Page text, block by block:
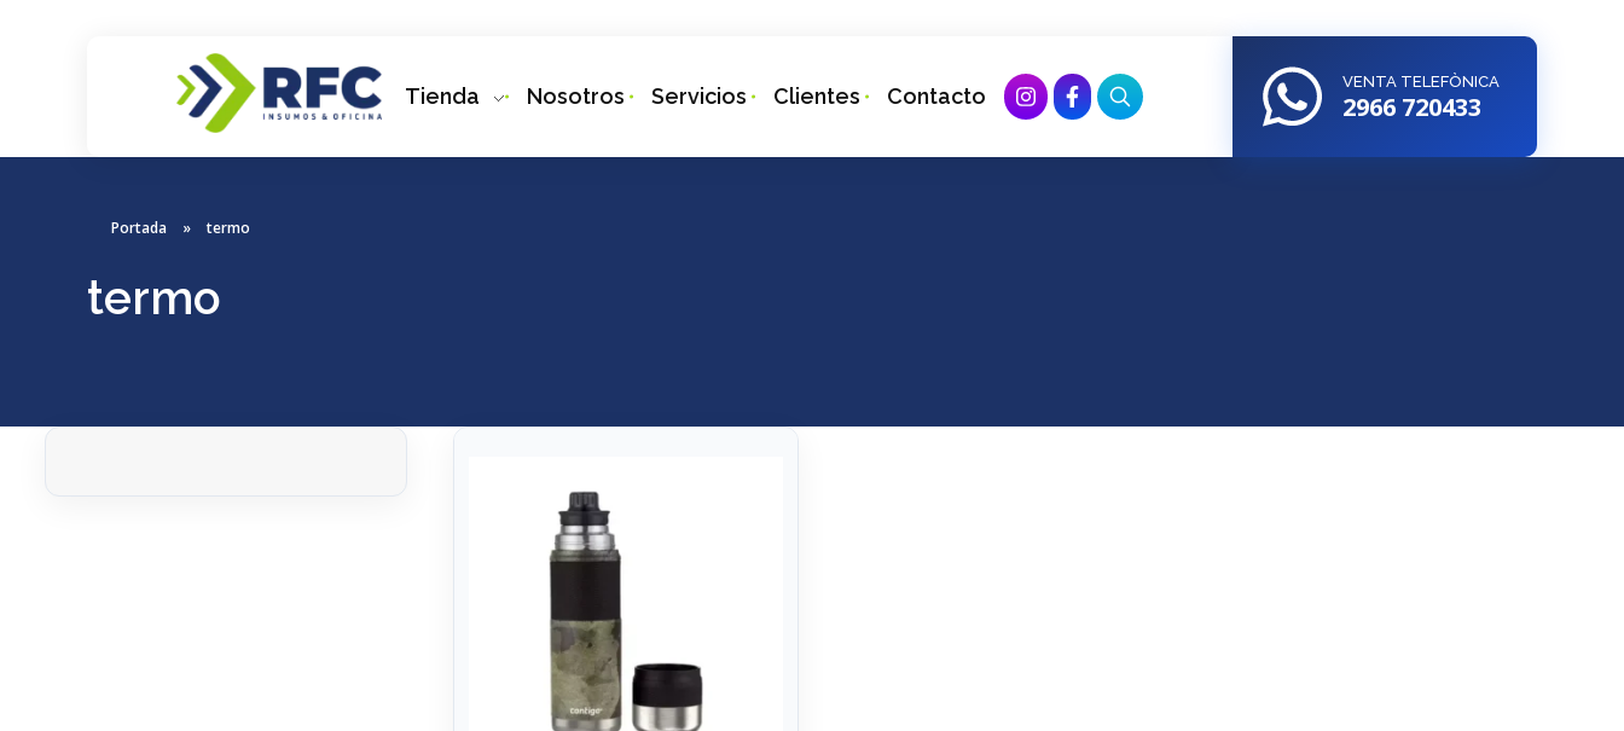
Tienda Nosotros Servicios Clientes Contacto
VENTA TELEFÒNICA
2966 720433
Portada » termo
termo